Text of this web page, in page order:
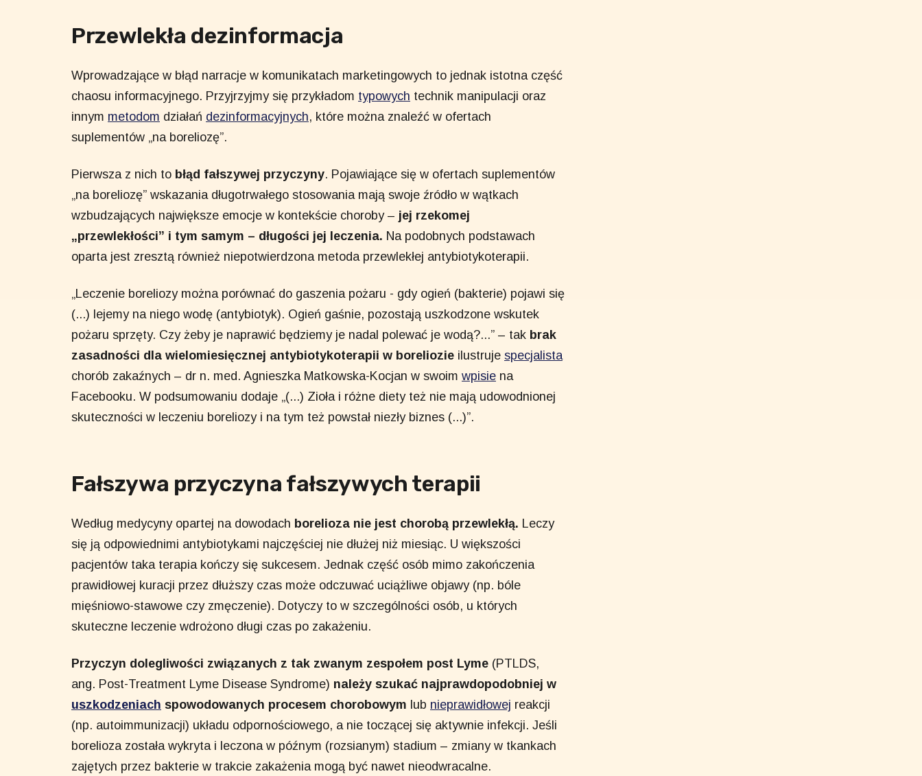
Przewlekła dezinformacja
Wprowadzające w błąd narracje w komunikatach marketingowych to jednak istotna część
chaosu informacyjnego. Przyjrzyjmy się przykładom typowych technik manipulacji oraz
innym metodom działań dezinformacyjnych, które można znaleźć w ofertach
suplementów „na boreliozę”.
Pierwsza z nich to błąd fałszywej przyczyny. Pojawiające się w ofertach suplementów
„na boreliozę” wskazania długotrwałego stosowania mają swoje źródło w wątkach
wzbudzających największe emocje w kontekście choroby – jej rzekomej
„przewlekłości” i tym samym – długości jej leczenia. Na podobnych podstawach
oparta jest zresztą również niepotwierdzona metoda przewlekłej antybiotykoterapii.
„Leczenie boreliozy można porównać do gaszenia pożaru - gdy ogień (bakterie) pojawi się
(...) lejemy na niego wodę (antybiotyk). Ogień gaśnie, pozostają uszkodzone wskutek
pożaru sprzęty. Czy żeby je naprawić będziemy je nadal polewać je wodą?...” – tak brak
zasadności dla wielomiesięcznej antybiotykoterapii w boreliozie ilustruje specjalista
chorób zakaźnych – dr n. med. Agnieszka Matkowska-Kocjan w swoim wpisie na
Facebooku. W podsumowaniu dodaje „(...) Zioła i różne diety też nie mają udowodnionej
skuteczności w leczeniu boreliozy i na tym też powstał niezły biznes (...)”.
Fałszywa przyczyna fałszywych terapii
Według medycyny opartej na dowodach borelioza nie jest chorobą przewlekłą. Leczy
się ją odpowiednimi antybiotykami najczęściej nie dłużej niż miesiąc. U większości
pacjentów taka terapia kończy się sukcesem. Jednak część osób mimo zakończenia
prawidłowej kuracji przez dłuższy czas może odczuwać uciążliwe objawy (np. bóle
mięśniowo-stawowe czy zmęczenie). Dotyczy to w szczególności osób, u których
skuteczne leczenie wdrożono długi czas po zakażeniu.
Przyczyn dolegliwości związanych z tak zwanym zespołem post Lyme (PTLDS,
ang. Post-Treatment Lyme Disease Syndrome) należy szukać najprawdopodobniej w
uszkodzeniach spowodowanych procesem chorobowym lub nieprawidłowej reakcji
(np. autoimmunizacji) układu odpornościowego, a nie toczącej się aktywnie infekcji. Jeśli
borelioza została wykryta i leczona w późnym (rozsianym) stadium – zmiany w tkankach
zajętych przez bakterie w trakcie zakażenia mogą być nawet nieodwracalne.